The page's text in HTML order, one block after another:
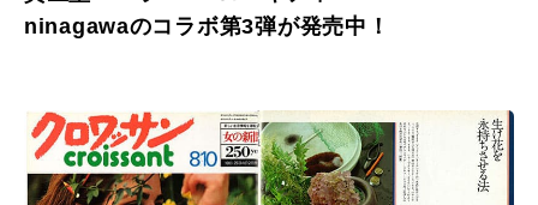
ninagawaのコラボ第3弾が発売中！